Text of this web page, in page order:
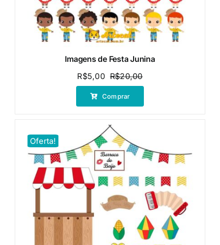
Imagens de Festa Junina
R$20,00O
preço
era:
R$5,00
O
preço
é:
Comprar
Oferta!